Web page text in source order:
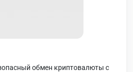
обмен криптовалюты с